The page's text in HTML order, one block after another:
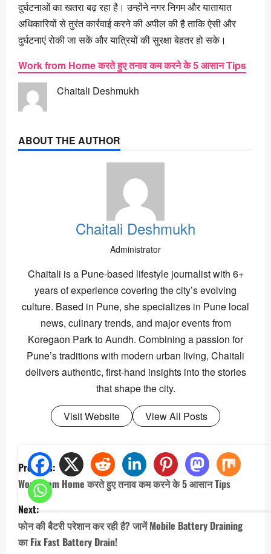
दुर्घटनाओं का खतरा बढ़ रहा है। उन्होंने नगर निगम और यातायात
अधिकारियों से तुरंत कार्रवाई करने की अपील की है ताकि ऐसी और
दुर्घटनाएं रोकी जा सकें और यात्रियों की सुरक्षा बेहतर हो सके।
Work from Home करते हुए तनाव कम करने के 5 आसान Tips
Chaitali Deshmukh
ABOUT THE AUTHOR
Chaitali Deshmukh
Administrator
Chaitali is a Pune-based lifestyle journalist with 6+
years of experience covering the city’s evolving
culture. Based in Pune, she specializes in Pune local
news, culinary trends, and major events from
Koregaon Park to Aundh. Combining a passion for
Pune’s traditions with modern urban living, Chaitali
delivers authentic, first-hand insights into the stories
that shape the city.
Visit Website
View All Posts
P
o
s
t
n
Previous:
Work from Home करते हुए तनाव कम करने के 5 आसान Tips
Next:
फोन की बैटरी परेशान कर रही है? जानें Mobile Battery Draining
का Fix Fast Battery Drain!